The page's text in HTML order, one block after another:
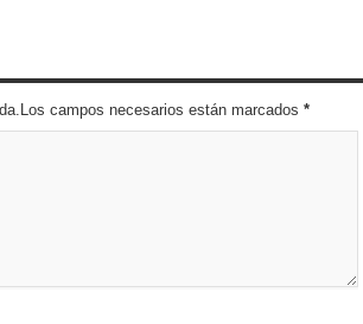
campos necesarios están marcados *